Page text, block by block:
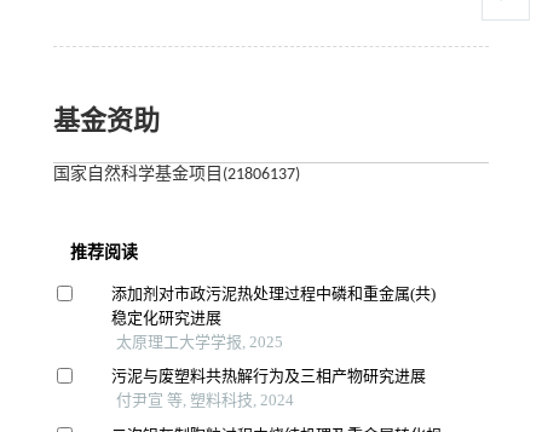
基金资助
国家自然科学基金项目(21806137)